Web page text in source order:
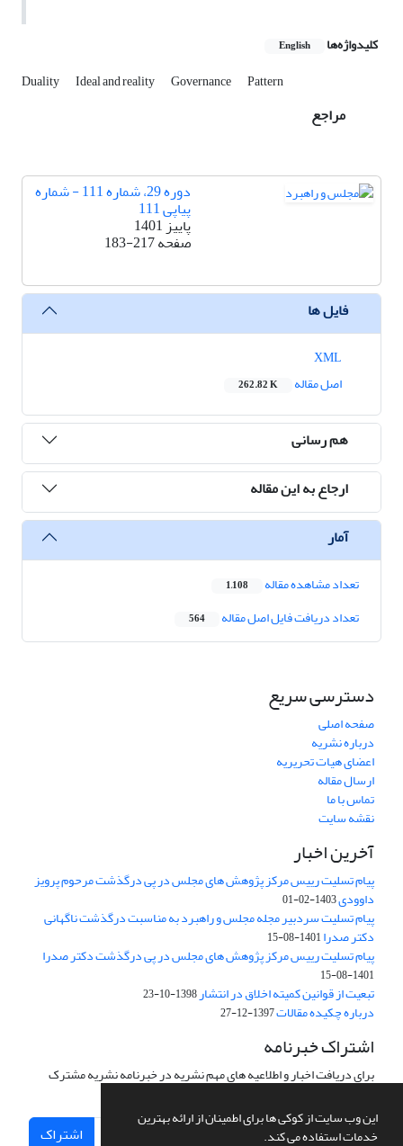
این وب سایت از کوکی ها برای اطمینان از ارائه بهترین
خدمات استفاده می کند.
کلیدواژه‌ها English
Duality Ideal and reality Governance Pattern
مراجع
دوره 29، شماره 111 - شماره
پیاپی 111
پاییز 1401
صفحه183-217
فایل ها
اصل مقاله
262.82 K
هم رسانی
ارجاع به این مقاله
آمار
تعداد مشاهده مقاله 1,108
تعداد دریافت فایل اصل مقاله 564
دسترسی سریع
صفحه اصلی
درباره نشریه
اعضای هیات تحریریه
ارسال مقاله
تماس با ما
نقشه سایت
آخرین اخبار
پیام تسلیت رییس مرکز پژوهش های مجلس در پی درگذشت مرحوم پرویز
داوودی1403-02-01
پیام تسلیت سردبیر مجله مجلس و راهبرد به مناسبت درگذشت ناگهانی
دکتر صدرا1401-08-15
پیام تسلیت رییس مرکز پژوهش های مجلس در پی درگذشت دکتر صدرا
1401-08-15
تبعیت از قوانین کمیته اخلاق در انتشار1398-10-23
درباره چکیده مقالات1397-12-27
اشتراک خبرنامه
برای دریافت اخبار و اطلاعیه های مهم نشریه در خبرنامه نشریه مشترک
اشتراک